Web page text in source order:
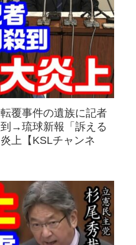
覆事件の遺族に記者
→琉球新報「訴える
上【KSLチャンネ